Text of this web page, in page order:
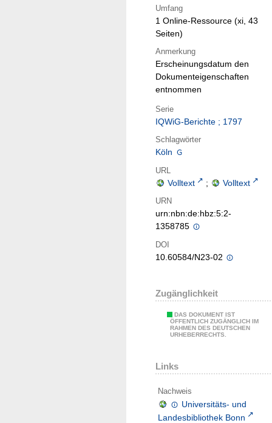
Umfang
1 Online-Ressource (xi, 43
Seiten)
Anmerkung
Erscheinungsdatum den
Dokumenteigenschaften
entnommen
Serie
IQWiG-Berichte ; 1797
Schlagwörter
Köln
URL
Volltext ; Volltext
URN
urn:nbn:de:hbz:5:2-
1358785
DOI
10.60584/N23-02
Zugänglichkeit
DAS DOKUMENT IST
ÖFFENTLICH ZUGÄNGLICH IM
RAHMEN DES DEUTSCHEN
URHEBERRECHTS.
Links
Nachweis
Universitäts- und
Landesbibliothek Bonn